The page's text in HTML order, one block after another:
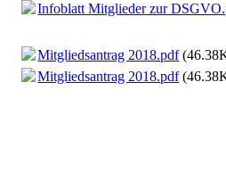
Infoblatt Mitglieder zur
Mitgliedsantrag 2018.pdf
Mitgliedsantrag 2018.pdf